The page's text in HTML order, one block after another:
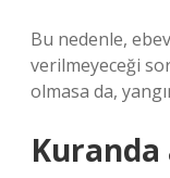
Bu nedenle,
verilmeyeceği
olmasa da,
Kuranda